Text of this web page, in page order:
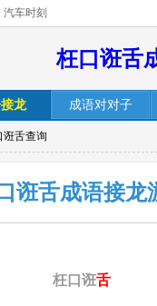
汽车时刻
枉口诳舌
龙 成语对对子
诳舌查询
诳舌成语接龙
枉口诳舌